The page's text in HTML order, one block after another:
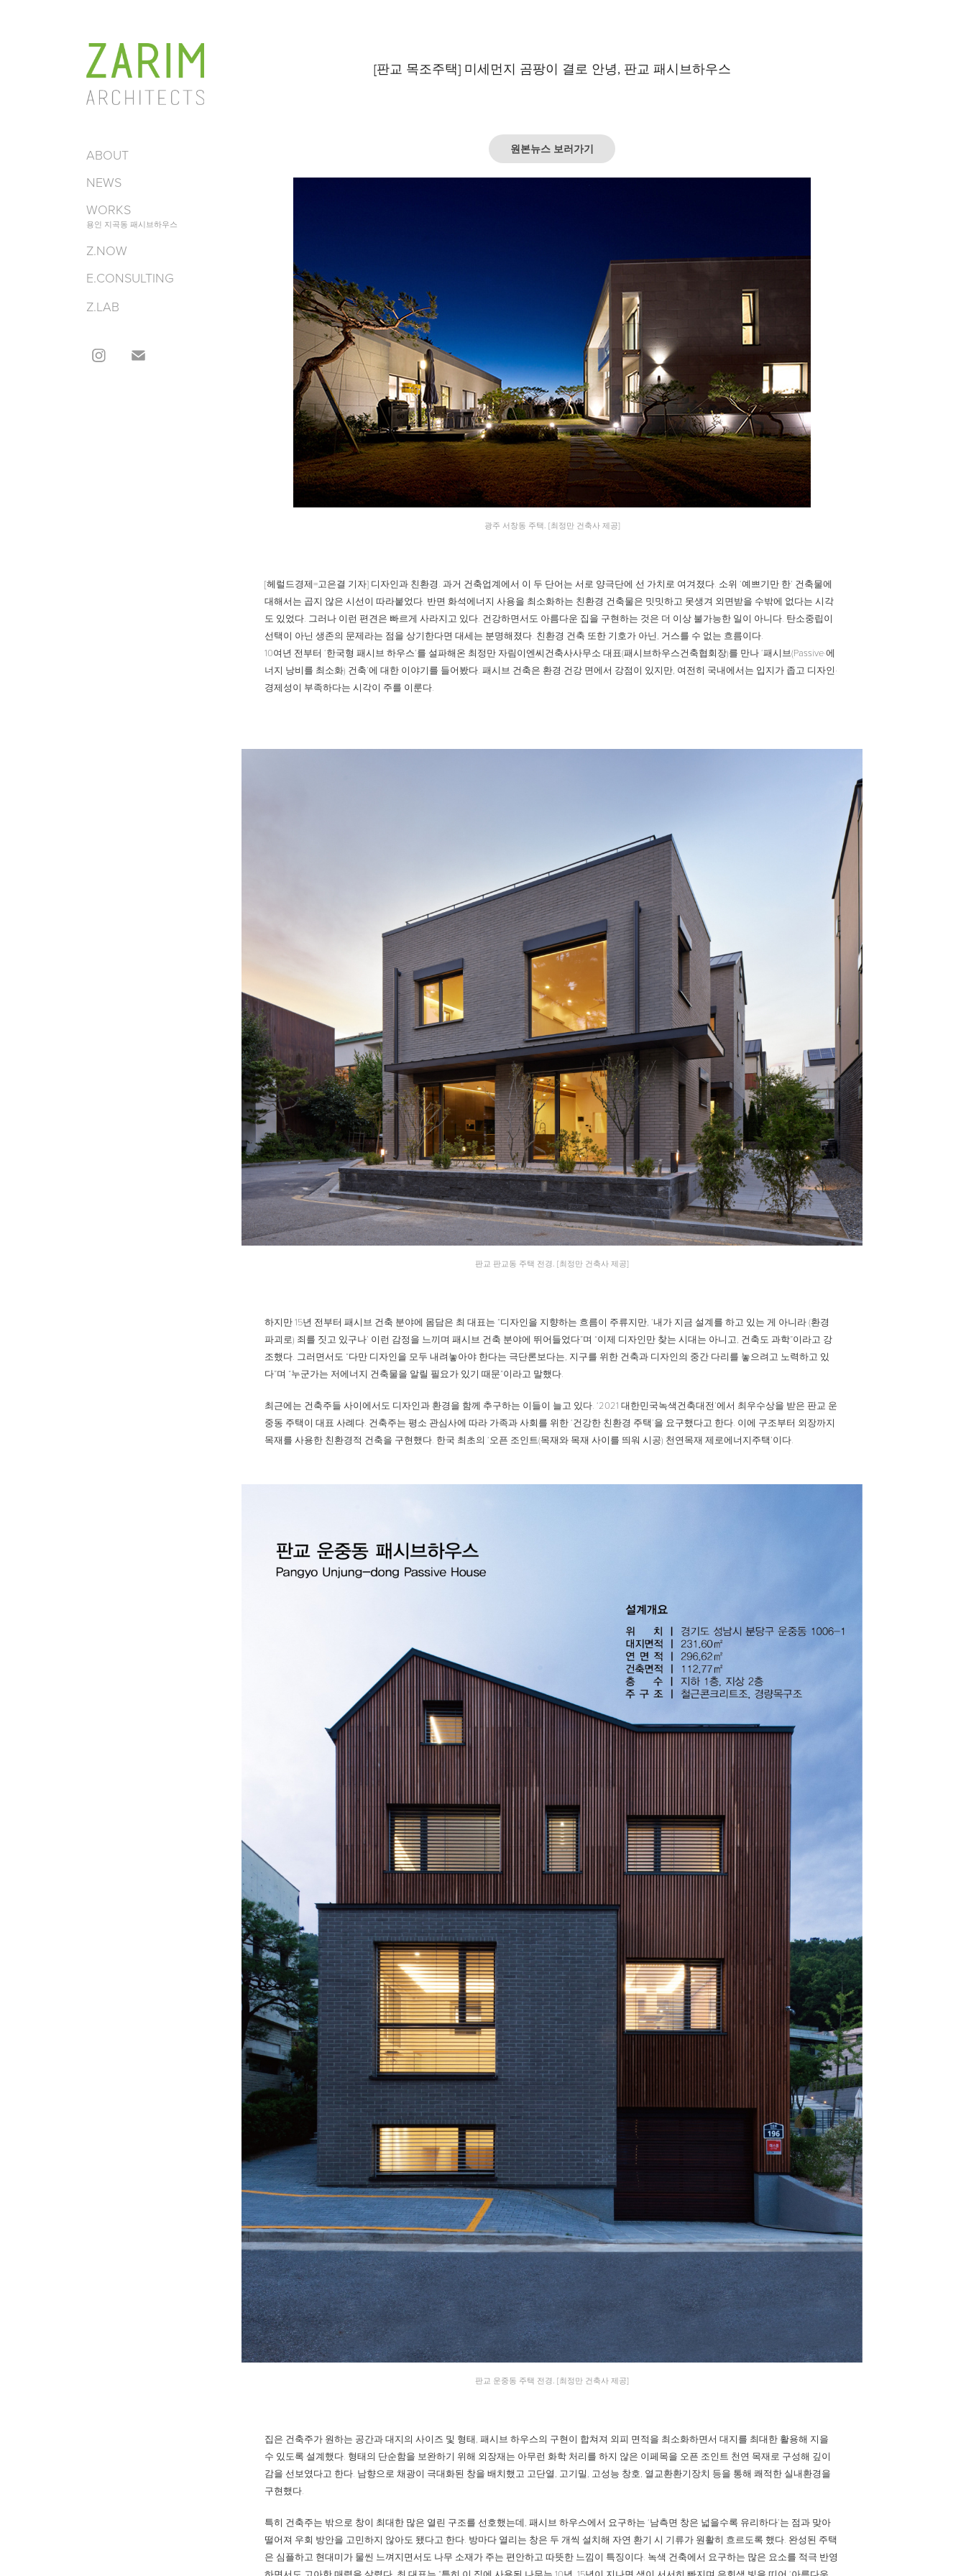
ABOUT
NEWS
WORKS
용인 지곡동 패시브하우스
Z.NOW
E.CONSULTING
Z.LAB
[판교 목조주택] 미세먼지 곰팡이 결로 안녕, 판교 패시브하우스
원본뉴스 보러가기
광주 서창동 주택. [최정만 건축사 제공]
[헤럴드경제=고은결 기자] 디자인과 친환경. 과거 건축업계에서 이 두 단어는 서로 양극단에 선 가치로 여겨졌다. 소위 ‘예쁘기만 한’ 건축물에
대해서는 곱지 않은 시선이 따라붙었다. 반면 화석에너지 사용을 최소화하는 친환경 건축물은 밋밋하고 못생겨 외면받을 수밖에 없다는 시각
도 있었다. 그러나 이런 편견은 빠르게 사라지고 있다. 건강하면서도 아름다운 집을 구현하는 것은 더 이상 불가능한 일이 아니다. 탄소중립이
선택이 아닌 생존의 문제라는 점을 상기한다면 대세는 분명해졌다. 친환경 건축 또한 기호가 아닌, 거스를 수 없는 흐름이다.
10여년 전부터 ‘한국형 패시브 하우스’를 설파해온 최정만 자림이엔씨건축사사무소 대표(패시브하우스건축협회장)를 만나 ‘패시브(Passive·에
너지 낭비를 최소화) 건축’에 대한 이야기를 들어봤다. 패시브 건축은 환경·건강 면에서 강점이 있지만, 여전히 국내에서는 입지가 좁고 디자인·
경제성이 부족하다는 시각이 주를 이룬다.
판교 판교동 주택 전경. [최정만 건축사 제공]
하지만 15년 전부터 패시브 건축 분야에 몸담은 최 대표는 “디자인을 지향하는 흐름이 주류지만, ‘내가 지금 설계를 하고 있는 게 아니라 (환경
파괴로) 죄를 짓고 있구나’ 이런 감정을 느끼며 패시브 건축 분야에 뛰어들었다”며 “이제 디자인만 찾는 시대는 아니고, 건축도 과학”이라고 강
조했다. 그러면서도 “다만 디자인을 모두 내려놓아야 한다는 극단론보다는, 지구를 위한 건축과 디자인의 중간 다리를 놓으려고 노력하고 있
다”며 “누군가는 저에너지 건축물을 알릴 필요가 있기 때문”이라고 말했다.
최근에는 건축주들 사이에서도 디자인과 환경을 함께 추구하는 이들이 늘고 있다. ‘2021 대한민국녹색건축대전’에서 최우수상을 받은 판교 운
중동 주택이 대표 사례다. 건축주는 평소 관심사에 따라 가족과 사회를 위한 ‘건강한 친환경 주택’을 요구했다고 한다. 이에 구조부터 외장까지
목재를 사용한 친환경적 건축을 구현했다. 한국 최초의 ‘오픈 조인트(목재와 목재 사이를 띄워 시공) 천연목재 제로에너지주택’이다.
판교 운중동 주택 전경. [최정만 건축사 제공]
집은 건축주가 원하는 공간과 대지의 사이즈 및 형태, 패시브 하우스의 구현이 합쳐져 외피 면적을 최소화하면서 대지를 최대한 활용해 지을
수 있도록 설계했다. 형태의 단순함을 보완하기 위해 외장재는 아무런 화학 처리를 하지 않은 이페목을 오픈 조인트 천연 목재로 구성해 깊이
감을 선보였다고 한다. 남향으로 채광이 극대화된 창을 배치했고 고단열, 고기밀, 고성능 창호, 열교환환기장치 등을 통해 쾌적한 실내환경을
구현했다.
특히 건축주는 밖으로 창이 최대한 많은 열린 구조를 선호했는데, 패시브 하우스에서 요구하는 ‘남측면 창은 넓을수록 유리하다’는 점과 맞아
떨어져 우회 방안을 고민하지 않아도 됐다고 한다. 방마다 열리는 창은 두 개씩 설치해 자연 환기 시 기류가 원활히 흐르도록 했다. 완성된 주택
은 심플하고 현대미가 물씬 느껴지면서도 나무 소재가 주는 편안하고 따뜻한 느낌이 특징이다. 녹색 건축에서 요구하는 많은 요소를 적극 반영